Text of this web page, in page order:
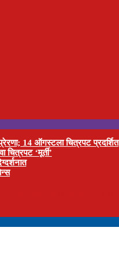
14 ऑगस्टला चित्रपट प्रदर्शित
चित्रपट ‘मूर्ती’